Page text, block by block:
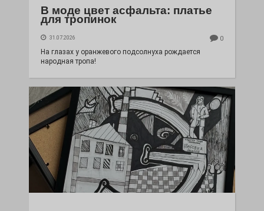
В моде цвет асфальта: платье
для тропинок
31.07.2026 0
На глазах у оранжевого подсолнуха рождается
народная тропа!